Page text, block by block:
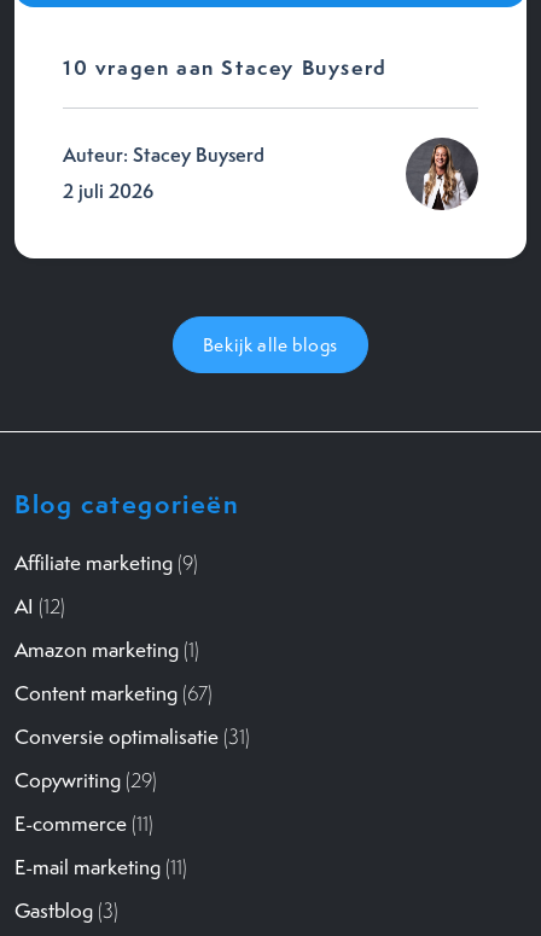
10 vragen aan Stacey Buyserd
Auteur: Stacey Buyserd
2 juli 2026
Bekijk alle blogs
Blog categorieën
Affiliate marketing (9)
AI (12)
Amazon marketing (1)
Content marketing (67)
Conversie optimalisatie (31)
Copywriting (29)
E-commerce (11)
E-mail marketing (11)
Gastblog (3)